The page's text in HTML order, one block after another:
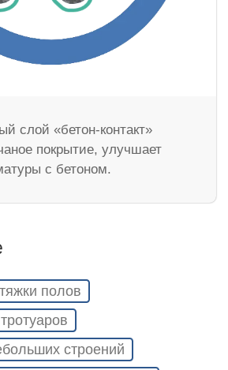
слой «бетон-контакт»
покрытие, улучшает
с бетоном.
полов
строений